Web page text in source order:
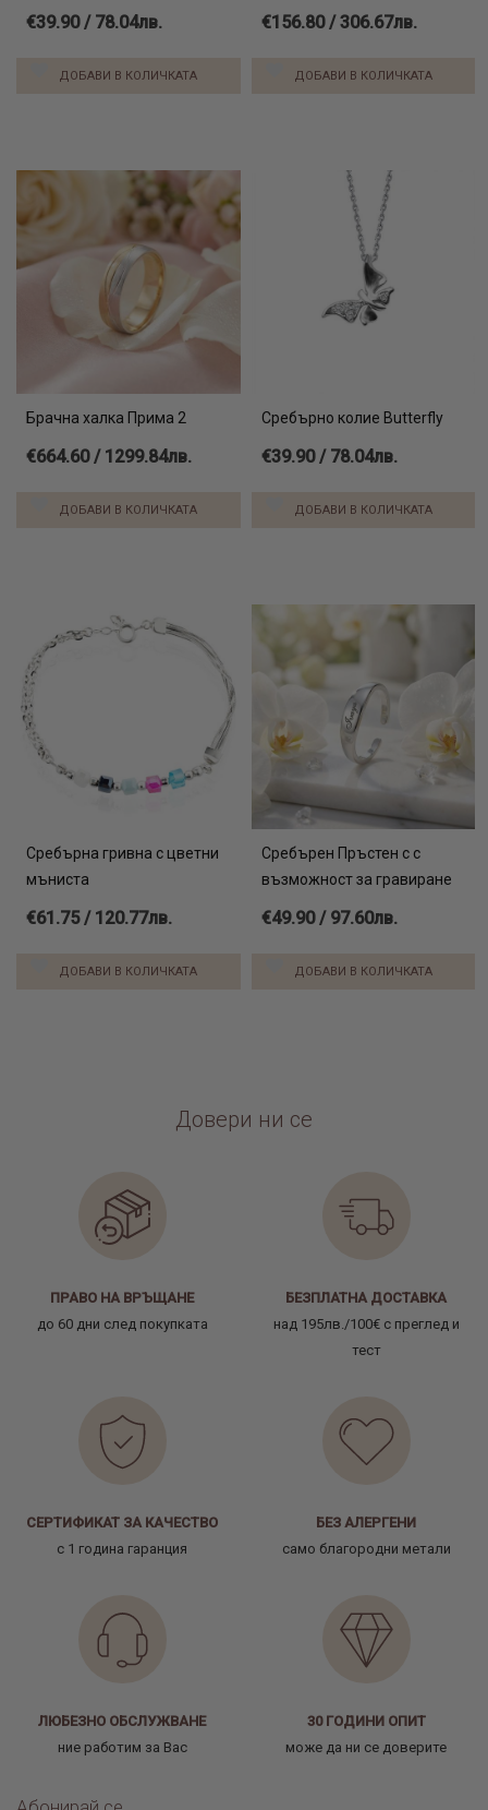
€39.90 / 78.04лв.
ДОБАВИ В КОЛИЧКАТА
€156.80 / 306.67лв.
ДОБАВИ В КОЛИЧКАТА
Брачна халка Прима 2
€664.60 / 1299.84лв.
ДОБАВИ В КОЛИЧКАТА
Сребърно колие Butterfly
€39.90 / 78.04лв.
ДОБАВИ В КОЛИЧКАТА
Сребърна гривна с цветни
мъниста
€61.75 / 120.77лв.
ДОБАВИ В КОЛИЧКАТА
Сребърен Пръстен с с
възможност за гравиране
€49.90 / 97.60лв.
ДОБАВИ В КОЛИЧКАТА
Довери ни се
ПРАВО НА ВРЪЩАНЕ
до 60 дни след покупката
БЕЗПЛАТНА ДОСТАВКА
над 195лв./100€ с преглед и
тест
СЕРТИФИКАТ ЗА КАЧЕСТВО
с 1 година гаранция
БЕЗ АЛЕРГЕНИ
само благородни метали
ЛЮБЕЗНО ОБСЛУЖВАНЕ
ние работим за Вас
30 ГОДИНИ ОПИТ
може да ни се доверите